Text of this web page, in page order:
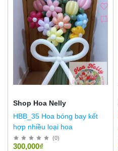
Shop Hoa Nelly
HBB_35 Hoa bóng bay kết
hợp nhiều loại hoa
(0)
300,000₫